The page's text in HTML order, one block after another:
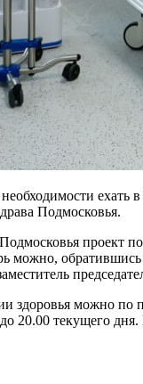
Подмосковья.
проект
можно,
можно по
20.00 текущего